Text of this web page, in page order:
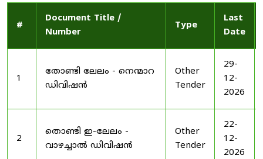
#
Document Title /
Number
Type
Last
Date
1
തോണ്ടി ലേലം - നെന്മാറ
ഡിവിഷൻ
Other
Tender
29-
12-
2026
2
തൊണ്ടി ഇ-ലേലം -
വാഴച്ചാൽ ഡിവിഷൻ
Other
Tender
22-
12-
2026